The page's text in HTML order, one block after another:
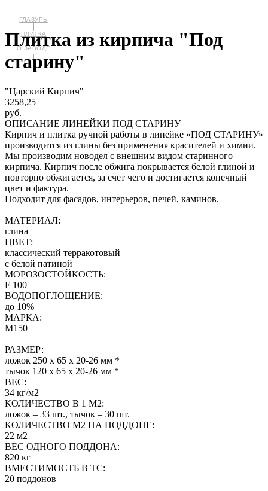
ПЛИТКА
О ЗАВОДЕ
Плитка из кирпича "Под
старину"
"Царский Кирпич"
3258,25
руб.
ОПИСАНИЕ ЛИНЕЙКИ ПОД СТАРИНУ
Кирпич и плитка ручной работы в линейке «ПОД СТАРИНУ»
производится из глины без применения красителей и химии.
Мы производим новодел с внешним видом старинного
кирпича. Кирпич после обжига покрывается белой глиной и
повторно обжигается, за счет чего и достигается конечный
цвет и фактура.
Подходит для фасадов, интерьеров, печей, каминов.
МАТЕРИАЛ:
глина
ЦВЕТ:
классический терракотовый
с белой патиной
МОРОЗОСТОЙКОСТЬ:
F 100
ВОДОПОГЛОЩЕНИЕ:
до 10%
МАРКА:
М150
РАЗМЕР:
ложок 250 х 65 х 20-26 мм *
тычок 120 х 65 х 20-26 мм *
ВЕС:
34 кг/м2
КОЛИЧЕСТВО В 1 М2:
ложок – 33 шт., тычок – 30 шт.
КОЛИЧЕСТВО М2 НА ПОДДОНЕ:
22 м2
ВЕС ОДНОГО ПОДДОНА:
820 кг
ВМЕСТИМОСТЬ В ТС:
20 поддонов